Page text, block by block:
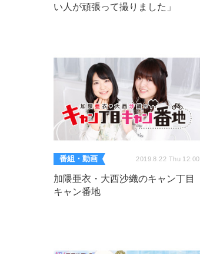
い人が頑張って撮りました」
番組・動画 2019.8.22 Thu 12:00
加隈亜衣・大西沙織のキャン丁目
キャン番地